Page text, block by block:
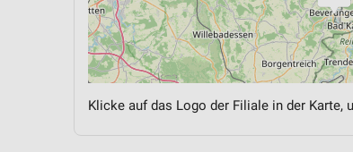
Klicke auf das Logo der Filiale in der Karte,